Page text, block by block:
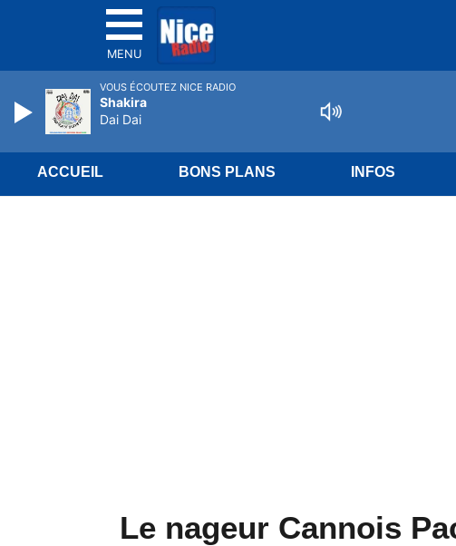
MENU
ACCUEIL BONS PLANS INFOS
Le nageur Cannois
VOUS ÉCOUTEZ NICE RADIO
Shakira
Dai Dai